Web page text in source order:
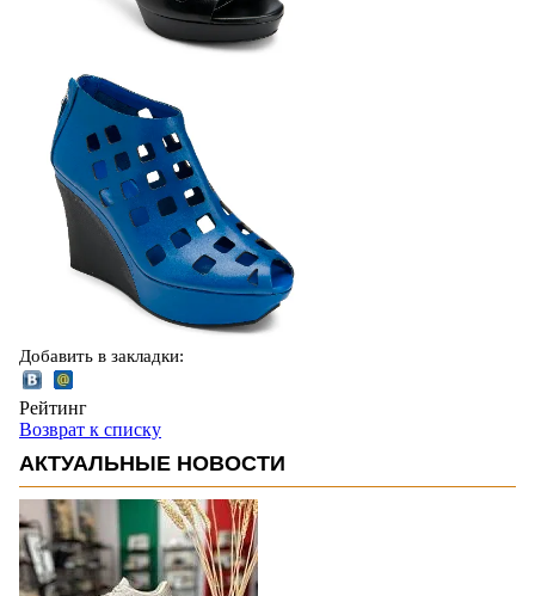
Добавить в закладки:
Рейтинг
Возврат к списку
АКТУАЛЬНЫЕ НОВОСТИ